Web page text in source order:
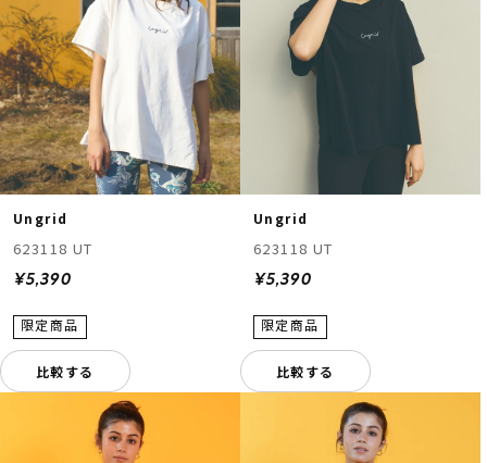
Ungrid
623118 UT
¥5,390
比較する
Ungrid
623118 UT
¥5,390
比較する